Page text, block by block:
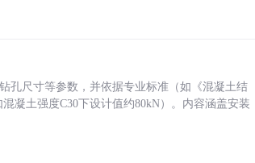
孔尺寸等参数，并依据专业标准（如《混凝土结
凝土强度C30下设计值约80kN）。内容涵盖安装